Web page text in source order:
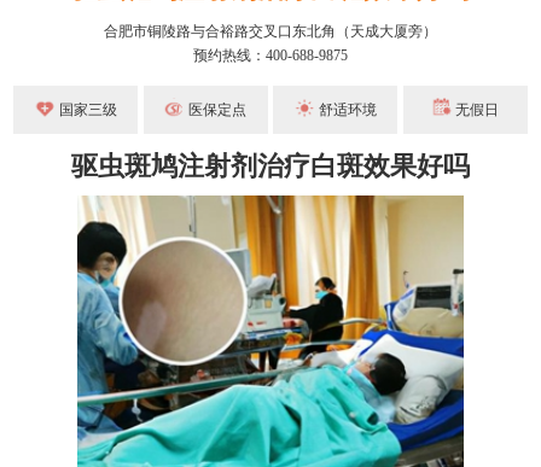
合肥市铜陵路与合裕路交叉口东北角（天成大厦旁）
预约热线：400-688-9875
国家三级 医保定点 舒适环境 无假日
驱虫斑鸠注射剂治疗白斑效果好吗